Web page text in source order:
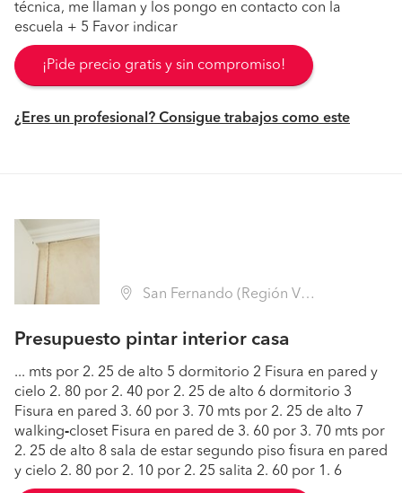
técnica, me llaman y los pongo en contacto con la
escuela + 5 Favor indicar
¡Pide precio gratis y sin compromiso!
¿Eres un profesional? Consigue trabajos como este
San Fernando (Región VI Libertador B. O'Higgins - Colchagua)
Presupuesto pintar interior casa
... mts por 2. 25 de alto 5 dormitorio 2 Fisura en pared y
cielo 2. 80 por 2. 40 por 2. 25 de alto 6 dormitorio 3
Fisura en pared 3. 60 por 3. 70 mts por 2. 25 de alto 7
walking-closet Fisura en pared de 3. 60 por 3. 70 mts por
2. 25 de alto 8 sala de estar segundo piso fisura en pared
y cielo 2. 80 por 2. 10 por 2. 25 salita 2. 60 por 1. 6